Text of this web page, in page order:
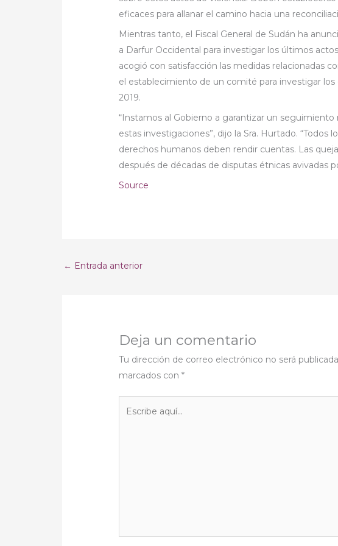
eficaces para allanar el camino hacia una
Mientras tanto, el Fiscal General de Sudán ha
a Darfur Occidental para investigar los últimos
acogió con satisfacción las medidas relacionadas
el establecimiento de un comité para investigar
2019.
“Instamos al Gobierno a garantizar un
estas investigaciones”, dijo la Sra. Hurtado. “Todos
derechos humanos deben rendir cuentas. Las
después de décadas de disputas étnicas avivadas
Source
← Entrada anterior
Deja un comentario
Tu dirección de correo electrónico no será
marcados con*